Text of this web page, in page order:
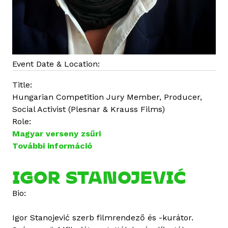
Event Date & Location:
Title:
Hungarian Competition Jury Member, Producer,
Social Activist (Plesnar & Krauss Films)
Role:
Magyar verseny zsűri
További információ
r
i
r
IGOR STANOJEVIĆ
Bio:
Igor Stanojević szerb filmrendező és -kurátor.